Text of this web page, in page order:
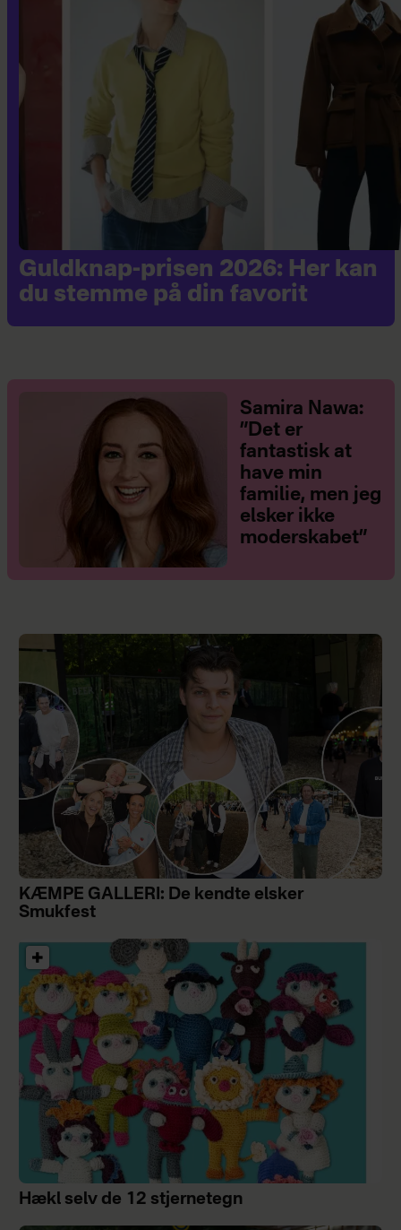
Guldknap-prisen 2026: Her kan
du stemme på din favorit
Samira Nawa:
”Det er
fantastisk at
have min
familie, men jeg
elsker ikke
moderskabet”
KÆMPE GALLERI: De kendte elsker
Smukfest
Hækl selv de 12 stjernetegn